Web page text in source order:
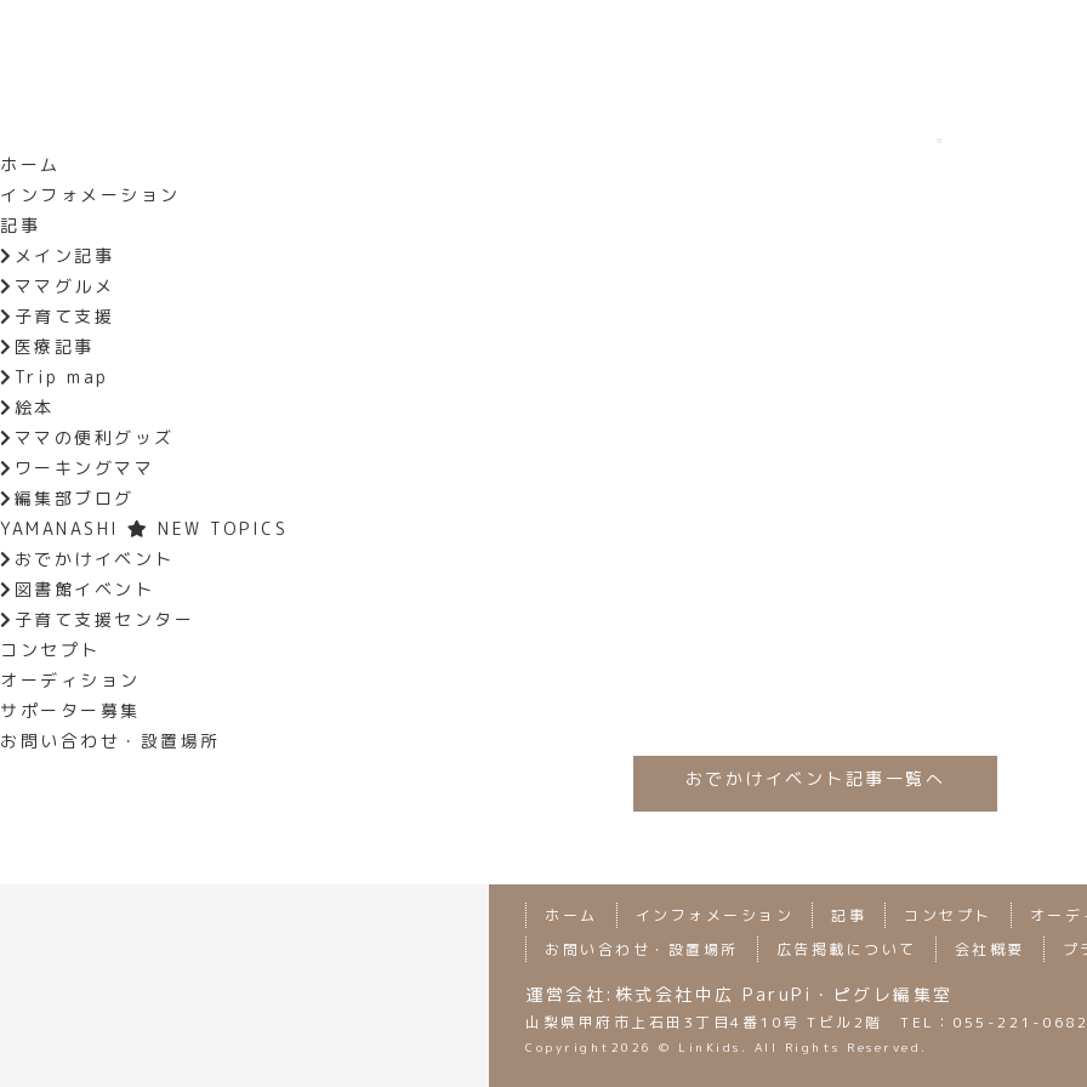
ホーム
インフォメーション
記事
メイン記事
ママグルメ
子育て支援
医療記事
Trip map
絵本
ママの便利グッズ
ワーキングママ
編集部ブログ
YAMANASHI
NEW TOPICS
おでかけイベント
図書館イベント
子育て支援センター
コンセプト
オーディション
サポーター募集
お問い合わせ・設置場所
【問い合わせ】ミュゼ・マルシェ事務局 055-269-7300
おでかけイベント記事一覧へ
ホーム インフォメーション 記事 コンセプト オーデ
お問い合わせ・設置場所
広告掲載について 会社概要 プ
運営会社:株式会社中広 ParuPi・ピグレ編集室
山梨県甲府市上石田3丁目4番10号 Tビル2階 TEL：055-221-0682
Copyright 2026 © LinKids. All Rights Reserved.